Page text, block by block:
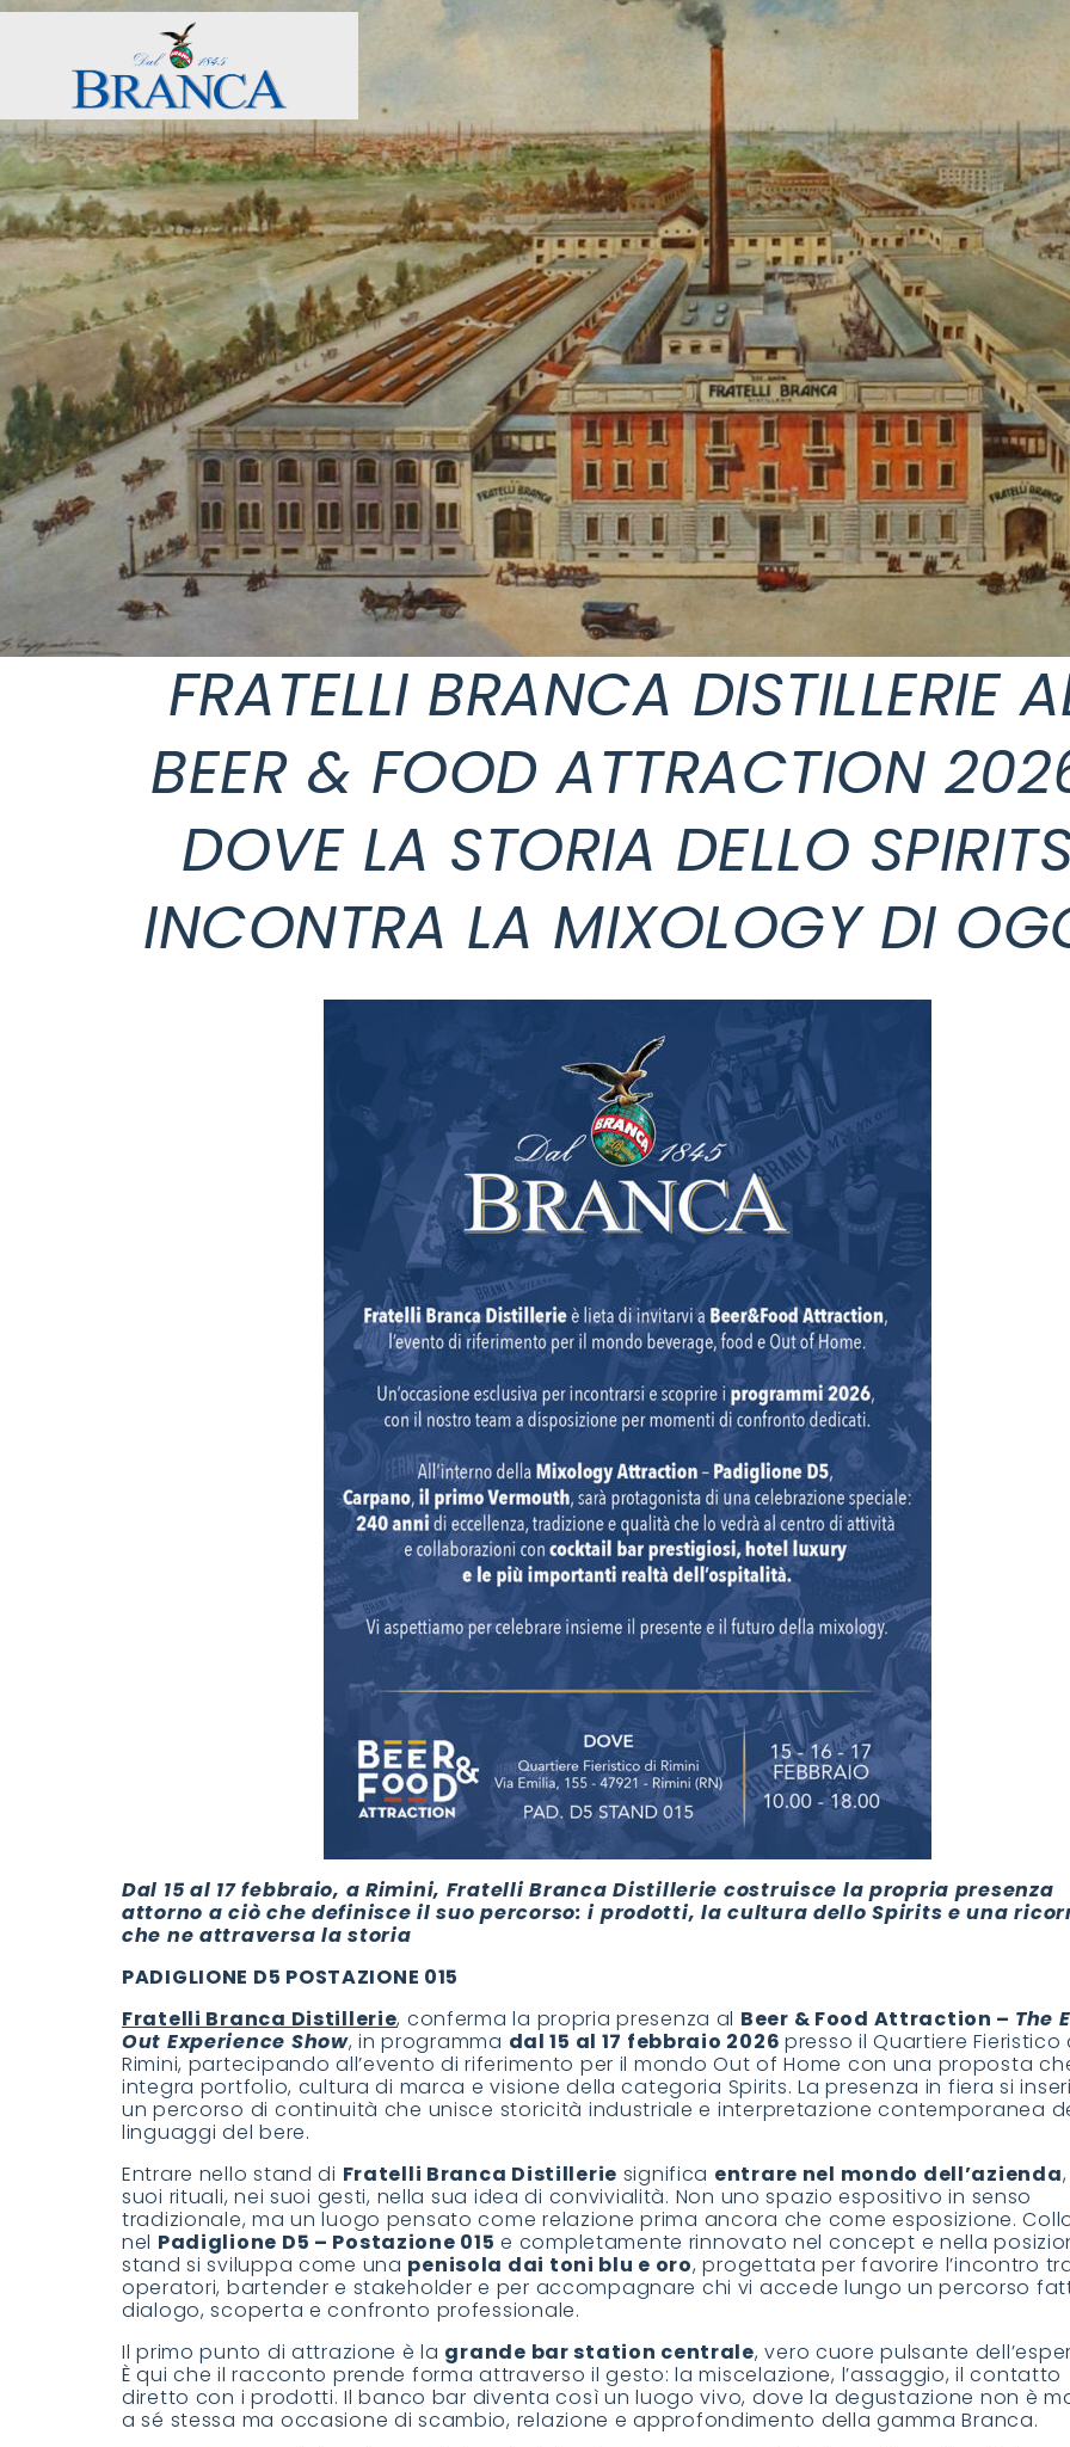
FRATELLI BRANCA DISTILLERIE
BEER & FOOD ATTRACTION
DOVE LA STORIA DELLO
INCONTRA LA MIXOLOGY DI
Dal 15 al 17 febbraio, a Rimini, Fratelli Branca Distillerie costruisce la propria presenza
attorno a ciò che definisce il suo percorso: i prodotti, la cultura dello Spirits e una
che ne attraversa la storia
PADIGLIONE D5 POSTAZIONE 015
Fratelli Branca Distillerie, conferma la propria presenza al Beer & Food Attraction – The
Out Experience Show, in programma dal 15 al 17 febbraio 2026 presso il Quartiere Fieristico
Rimini, partecipando all’evento di riferimento per il mondo Out of Home con una proposta
integra portfolio, cultura di marca e visione della categoria Spirits. La presenza in fiera si
un percorso di continuità che unisce storicità industriale e interpretazione contemporanea
linguaggi del bere.
Entrare nello stand di Fratelli Branca Distillerie significa entrare nel mondo dell’azienda
suoi rituali, nei suoi gesti, nella sua idea di convivialità. Non uno spazio espositivo in senso
tradizionale, ma un luogo pensato come relazione prima ancora che come esposizione.
nel Padiglione D5 – Postazione 015 e completamente rinnovato nel concept e nella
stand si sviluppa come una penisola dai toni blu e oro, progettata per favorire l’incontro
operatori, bartender e stakeholder e per accompagnare chi vi accede lungo un percorso
dialogo, scoperta e confronto professionale.
Il primo punto di attrazione è la grande bar station centrale, vero cuore pulsante
È qui che il racconto prende forma attraverso il gesto: la miscelazione, l’assaggio, il contatto
diretto con i prodotti. Il banco bar diventa così un luogo vivo, dove la degustazione non è
a sé stessa ma occasione di scambio, relazione e approfondimento della gamma Branca.